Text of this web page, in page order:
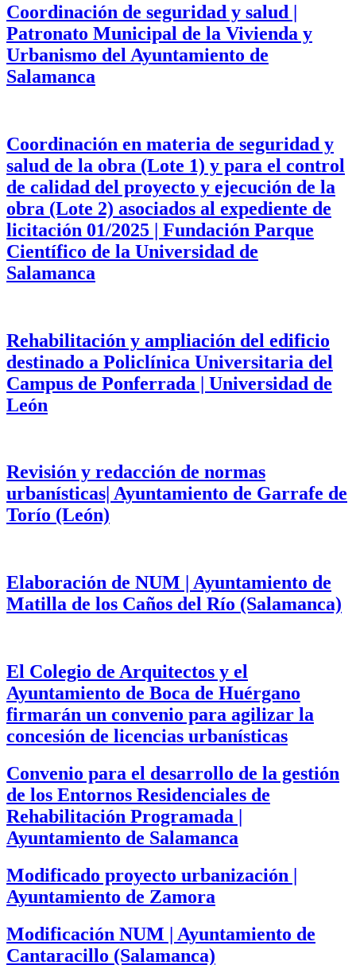
Coordinación de seguridad y salud |
Patronato Municipal de la Vivienda y
Urbanismo del Ayuntamiento de
Salamanca
Coordinación en materia de seguridad y
salud de la obra (Lote 1) y para el control
de calidad del proyecto y ejecución de la
obra (Lote 2) asociados al expediente de
licitación 01/2025 | Fundación Parque
Científico de la Universidad de
Salamanca
Rehabilitación y ampliación del edificio
destinado a Policlínica Universitaria del
Campus de Ponferrada | Universidad de
León
Revisión y redacción de normas
urbanísticas| Ayuntamiento de Garrafe de
Torío (León)
Elaboración de NUM | Ayuntamiento de
Matilla de los Caños del Río (Salamanca)
El Colegio de Arquitectos y el
Ayuntamiento de Boca de Huérgano
firmarán un convenio para agilizar la
concesión de licencias urbanísticas
Convenio para el desarrollo de la gestión
de los Entornos Residenciales de
Rehabilitación Programada |
Ayuntamiento de Salamanca
Modificado proyecto urbanización |
Ayuntamiento de Zamora
Modificación NUM | Ayuntamiento de
Cantaracillo (Salamanca)